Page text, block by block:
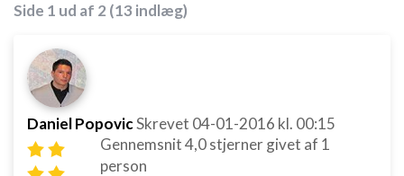
Side 1 ud af 2 (13 indlæg)
Daniel PopovicSkrevet 04-01-2016 kl. 00:15
Gennemsnit4,0stjerner givet af 1
person